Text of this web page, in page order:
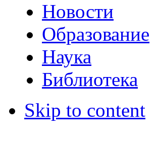
Новости
Образование
Наука
Библиотека
Skip to content